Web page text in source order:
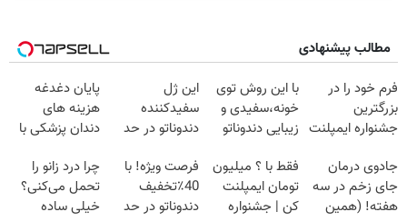
مطالب پیشنهادی
فرم خود را در
بزرگترین
جشنواره ایمپلنت
فقط ۲۵ میلیون
با این روش توی
خونه،سفیدی و
زیبایی دندوناتو
(40%off)
این ژل
سفیدکننده
دندوناتو در حد
میکنه
(40%تخفیف)
پایان دغدغه
هزینه های
دندان پزشکی با
خانگی
جادوی درمان
جای زخم در سه
هفته! (همین
فقط با ؟ میلیون
تومان ایمپلنت
کن | جشنواره
فرصت ویژه! با
40٪تخفیف
دندوناتو در حد
چرا درد زانو را
تحمل می‌کنی؟
خیلی ساده